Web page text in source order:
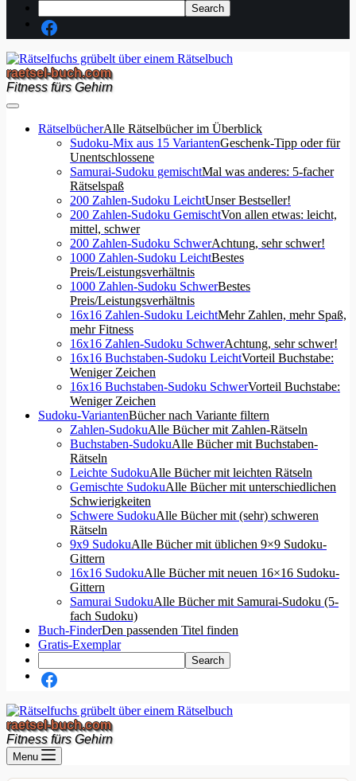
raetsel-buch.com
Fitness fürs Gehirn
RätselbücherAlle Rätselbücher im Überblick
Sudoku-Mix aus 15 VariantenGeschenk-Tipp oder für
Unentschlossene
Samurai-Sudoku gemischtMal was anderes: 5-facher
Rätselspaß
200 Zahlen-Sudoku LeichtUnser Bestseller!
200 Zahlen-Sudoku GemischtVon allen etwas: leicht,
mittel, schwer
200 Zahlen-Sudoku SchwerAchtung, sehr schwer!
1000 Zahlen-Sudoku LeichtBestes
Preis/Leistungsverhältnis
1000 Zahlen-Sudoku SchwerBestes
Preis/Leistungsverhältnis
16x16 Zahlen-Sudoku LeichtMehr Zahlen, mehr Spaß,
mehr Fitness
16x16 Zahlen-Sudoku SchwerAchtung, sehr schwer!
16x16 Buchstaben-Sudoku LeichtVorteil Buchstabe:
Weniger Zeichen
16x16 Buchstaben-Sudoku SchwerVorteil Buchstabe:
Weniger Zeichen
Sudoku-VariantenBücher nach Variante filtern
Zahlen-SudokuAlle Bücher mit Zahlen-Rätseln
Buchstaben-SudokuAlle Bücher mit Buchstaben-
Rätseln
Leichte SudokuAlle Bücher mit leichten Rätseln
Gemischte SudokuAlle Bücher mit unterschiedlichen
Schwierigkeiten
Schwere SudokuAlle Bücher mit (sehr) schweren
Rätseln
9x9 SudokuAlle Bücher mit üblichen 9×9 Sudoku-
Gittern
16x16 SudokuAlle Bücher mit neuen 16×16 Sudoku-
Gittern
Samurai SudokuAlle Bücher mit Samurai-Sudoku (5-
fach Sudoku)
Buch-FinderDen passenden Titel finden
Gratis-Exemplar
raetsel-buch.com
Fitness fürs Gehirn
Menu